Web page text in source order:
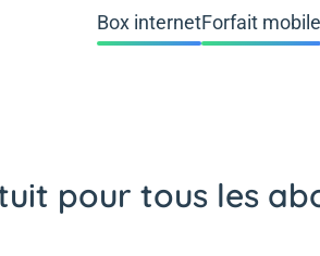
Box internetForfait mobile
pour tous les